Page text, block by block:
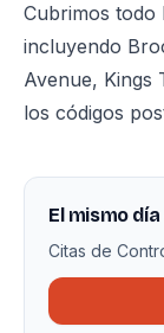
Cubrimos
incluyendo
Avenue, Kings
los códigos
El mismo
Citas de